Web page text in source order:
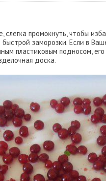
промокнуть, чтобы
заморозки. Если в
пластиковым подносом,
доска.